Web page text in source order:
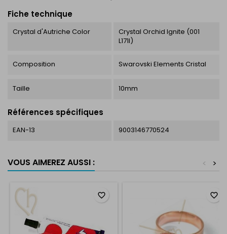
Fiche technique
Crystal d'Autriche Color
Crystal Orchid Ignite (001
L171I)
Composition Swarovski Elements Cristal
Taille 10mm
Références spécifiques
EAN-13 9003146770524
VOUS AIMEREZ AUSSI : >
<
favorite_border favorite_border